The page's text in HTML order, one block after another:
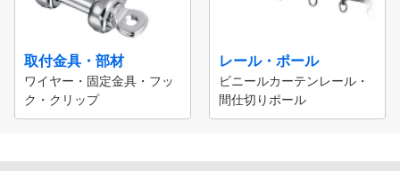
取付金具・部材
ワイヤー・固定金具・フッ
ク・クリップ
レール・ポール
ビニールカーテンレール・
間仕切りポール